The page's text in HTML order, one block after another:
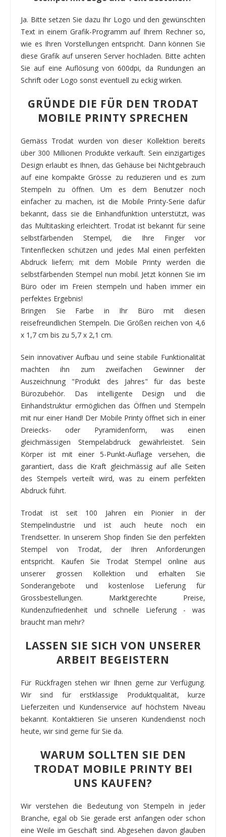
Ja. Bitte setzen Sie dazu Ihr Logo und den gewünschten
Text in einem Grafik-Programm auf Ihrem Rechner so,
wie es Ihren Vorstellungen entspricht. Dann können Sie
diese Grafik auf unseren Server hochladen. Bitte achten
Sie auf eine Auflösung von 600dpi, da Rundungen an
Schrift oder Logo sonst eventuell zu eckig wirken.
GRÜNDE DIE FÜR DEN TRODAT
MOBILE PRINTY SPRECHEN
Gemäss Trodat wurden von dieser Kollektion bereits
über 300 Millionen Produkte verkauft. Sein einzigartiges
Design erlaubt es Ihnen, das Gehäuse bei Nichtgebrauch
auf eine kompakte Grösse zu reduzieren und es zum
Stempeln zu öffnen. Um es dem Benutzer noch
einfacher zu machen, ist die Mobile Printy-Serie dafür
bekannt, dass sie die Einhandfunktion unterstützt, was
das Multitasking erleichtert. Trodat ist bekannt für seine
selbstfärbenden Stempel, die Ihre Finger vor
Tintenflecken schützen und jedes Mal einen perfekten
Abdruck liefern; mit dem Mobile Printy werden die
selbstfärbenden Stempel nun mobil. Jetzt können Sie im
Büro oder im Freien stempeln und haben immer ein
perfektes Ergebnis!
Bringen Sie Farbe in Ihr Büro mit diesen
reisefreundlichen Stempeln. Die Größen reichen von 4,6
x 1,7 cm bis zu 5,7 x 2,1 cm.
Sein innovativer Aufbau und seine stabile Funktionalität
machten ihn zum zweifachen Gewinner der
Auszeichnung "Produkt des Jahres" für das beste
Bürozubehör. Das intelligente Design und die
Einhandstruktur ermöglichen das Öffnen und Stempeln
mit nur einer Hand! Der Mobile Printy öffnet sich in einer
Dreiecks- oder Pyramidenform, was einen
gleichmässigen Stempelabdruck gewährleistet. Sein
Körper ist mit einer 5-Punkt-Auflage versehen, die
garantiert, dass die Kraft gleichmässig auf alle Seiten
des Stempels verteilt wird, was zu einem perfekten
Abdruck führt.
Trodat ist seit 100 Jahren ein Pionier in der
Stempelindustrie und ist auch heute noch ein
Trendsetter. In unserem Shop finden Sie den perfekten
Stempel von Trodat, der Ihren Anforderungen
entspricht. Kaufen Sie Trodat Stempel online aus
unserer grossen Kollektion und erhalten Sie
Sonderangebote und kostenlose Lieferung für
Grossbestellungen. Marktgerechte Preise,
Kundenzufriedenheit und schnelle Lieferung - was
braucht man mehr?
LASSEN SIE SICH VON UNSERER
ARBEIT BEGEISTERN
Für Rückfragen stehen wir Ihnen gerne zur Verfügung.
Wir sind für erstklassige Produktqualität, kurze
Lieferzeiten und Kundenservice auf höchstem Niveau
bekannt. Kontaktieren Sie unseren Kundendienst noch
heute, wir sind gerne für Sie da.
WARUM SOLLTEN SIE DEN
TRODAT MOBILE PRINTY BEI
UNS KAUFEN?
Wir verstehen die Bedeutung von Stempeln in jeder
Branche, egal ob Sie gerade erst anfangen oder schon
eine Weile im Geschäft sind. Abgesehen davon glauben